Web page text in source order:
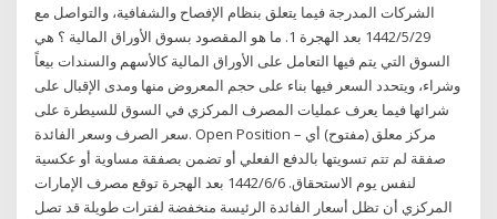
الشركات المدرجة فيما يتعلق بنظام الإفصاح والشفافية، والتواصل مع
29‏‏/5‏‏/1442 بعد الهجرة 1. ما هو المقصود بسوق الأوراق المالية ؟ هي
السوق التي يتم فيها التعامل على الأوراق المالية كالأسهم والسندات بيعاً
وشراء، ويتحدد السعر فيها بناء على حجم المعروض منها ومدى الإقبال على
شرائها فيما يعرف عمليات المصرف المركزي في السوق للسيطرة على
سعر الصرف وسعر الفائدة. Open Position – مركز معلق (مفتوح) أي
صفقة لم تتم تسويتها بالدفع الفعلي أو تضمن بصفقة مساوية أو عكسية
لنفس يوم الاستحقاق. 6‏‏/6‏‏/1442 بعد الهجرة توقع مصرف الإمارات
المركزي أن تظل أسعار الفائدة الرئيسة منخفضة لفترات طويلة قد تصل